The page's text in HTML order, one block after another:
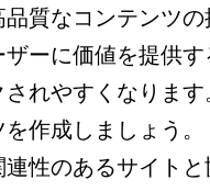
品質なコンテンツ
ザーに価値を提供
されやすくなりま
を作成しましょう。
連性のあるサイト